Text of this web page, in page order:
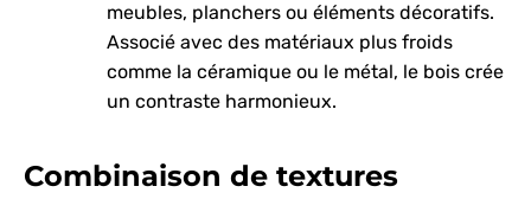
meubles, planchers ou éléments décoratifs.
Associé avec des matériaux plus froids
comme la céramique ou le métal, le bois crée
un contraste harmonieux.
Combinaison de textures